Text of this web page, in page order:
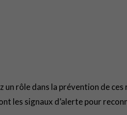
un rôle dans la prévention de
les signaux d’alerte pour